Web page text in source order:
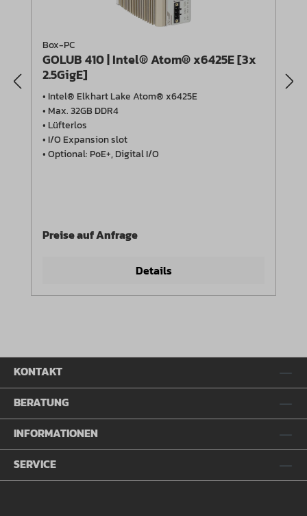
Box-PC
GOLUB 410 | Intel® Atom® x6425E [3x
2.5GigE]
• Intel® Elkhart Lake Atom® x6425E
• Max. 32GB DDR4
• Lüfterlos
• I/O Expansion slot
• Optional: PoE+, Digital I/O
Preise auf Anfrage
Details
KONTAKT
BERATUNG
INFORMATIONEN
SERVICE